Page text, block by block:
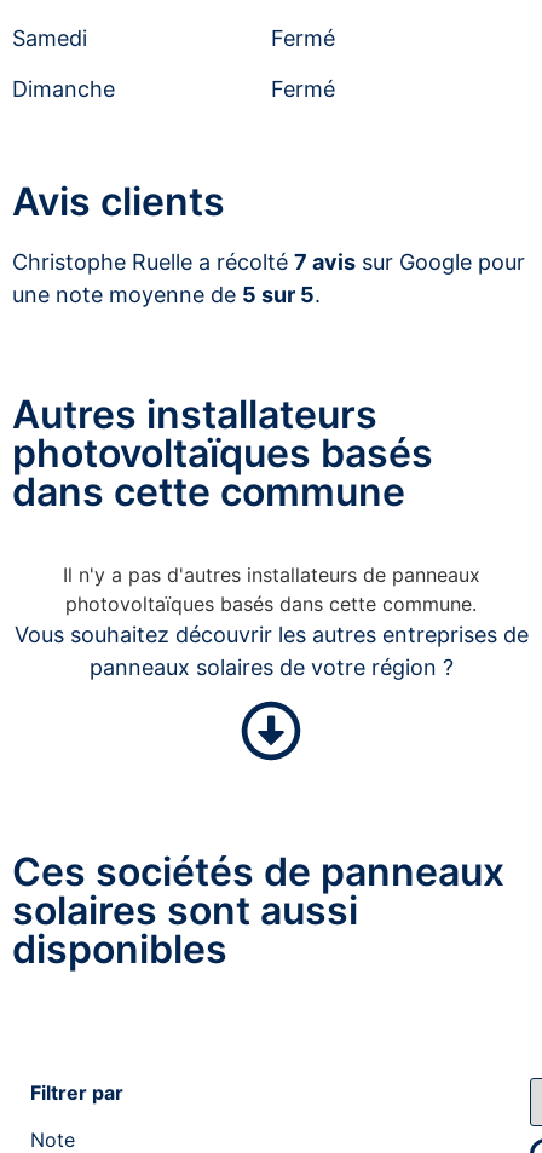
Samedi
Fermé
Dimanche
Fermé
Avis clients
Christophe Ruelle a récolté 7 avis sur Google pour
une note moyenne de 5 sur 5.
Autres installateurs
photovoltaïques basés
dans cette commune
Il n'y a pas d'autres installateurs de panneaux
photovoltaïques basés dans cette commune.
Vous souhaitez découvrir les autres entreprises de
panneaux solaires de votre région ?
Ces sociétés de panneaux
solaires sont aussi
disponibles
Filtrer par
Note